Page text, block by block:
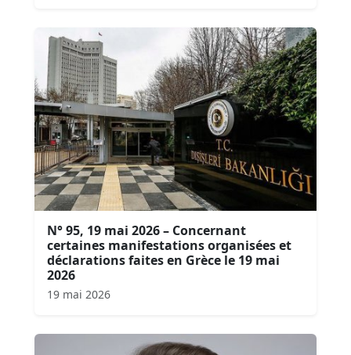
N° 95, 19 mai 2026 – Concernant
certaines manifestations organisées et
déclarations faites en Grèce le 19 mai
2026
19 mai 2026